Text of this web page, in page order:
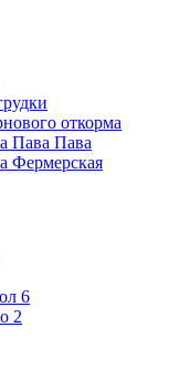
откорма
Пава Пава
Фермерская
6
2